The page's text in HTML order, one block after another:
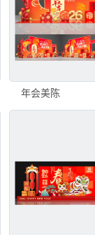
年会美陈